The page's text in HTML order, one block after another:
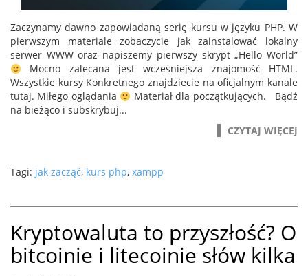
Zaczynamy dawno zapowiadaną serię kursu w języku PHP. W
pierwszym materiale zobaczycie jak zainstalować lokalny
serwer WWW oraz napiszemy pierwszy skrypt „Hello World”
Mocno zalecana jest wcześniejsza znajomość HTML.
Wszystkie kursy Konkretnego znajdziecie na oficjalnym kanale
tutaj. Miłego oglądania
Materiał dla początkujących. Bądź
na bieżąco i subskrybuj...
CZYTAJ WIĘCEJ
Tagi: jak zacząć, kurs php, xampp
Kryptowaluta to przyszłość? O
bitcoinie i litecoinie słów kilka